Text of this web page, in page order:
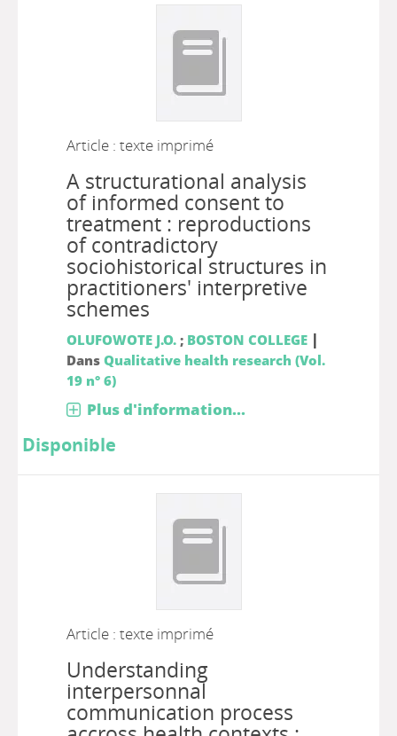
Article : texte imprimé
A structurational analysis
of informed consent to
treatment : reproductions
of contradictory
sociohistorical structures in
practitioners' interpretive
schemes
OLUFOWOTE J.O.; BOSTON COLLEGE |
Dans Qualitative health research (Vol.
19 n° 6)
Plus d'information...
Disponible
Article : texte imprimé
Understanding
interpersonnal
communication process